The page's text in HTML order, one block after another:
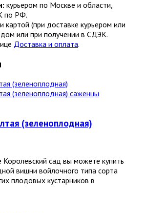
курьером по Москве и области,
по РФ.
картой (при доставке курьером или
или при получении в СДЭК.
Доставка и оплата.
(зеленоплодная)
Королевский сад вы можете купить
вишни войлочного типа сорта
плодовых кустарников в